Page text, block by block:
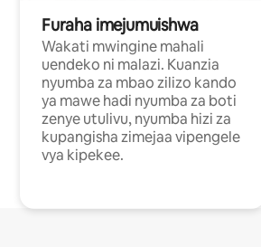
Furaha imejumuishwa
Wakati mwingine mahali
uendeko ni malazi. Kuanzia
nyumba za mbao zilizo kando
ya mawe hadi nyumba za boti
zenye utulivu, nyumba hizi za
kupangisha zimejaa vipengele
vya kipekee.